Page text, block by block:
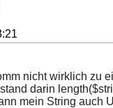
nicht wirklich zu
darin
mein String auch